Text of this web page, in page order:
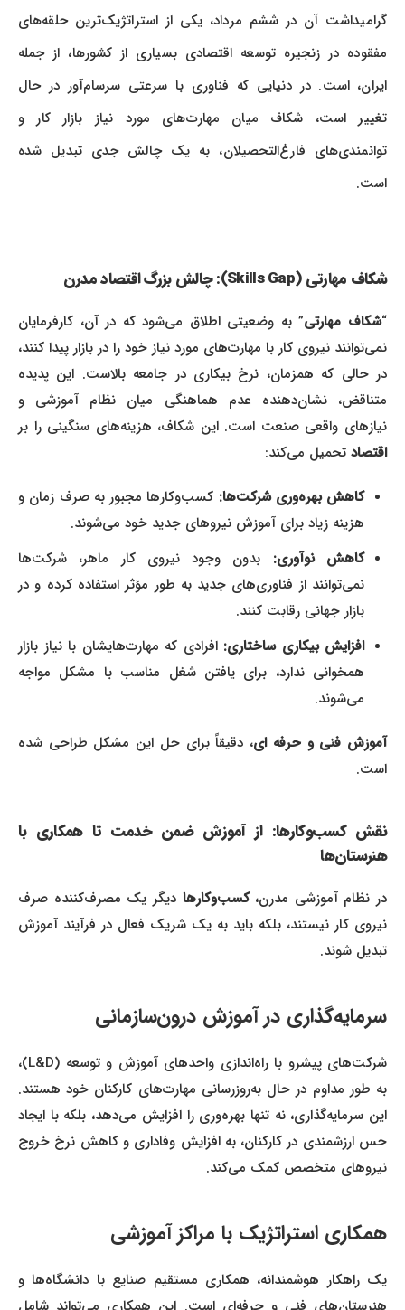
گرامیداشت آن در ششم مرداد، یکی از استراتژیک‌ترین حلقه‌های
مفقوده در زنجیره توسعه اقتصادی بسیاری از کشورها، از جمله
ایران، است. در دنیایی که فناوری با سرعتی سرسام‌آور در حال
تغییر است، شکاف میان مهارت‌های مورد نیاز بازار کار و
توانمندی‌های فارغ‌التحصیلان، به یک چالش جدی تبدیل شده
است.
شکاف مهارتی (Skills Gap): چالش بزرگ اقتصاد مدرن
“شکاف مهارتی” به وضعیتی اطلاق می‌شود که در آن، کارفرمایان
نمی‌توانند نیروی کار با مهارت‌های مورد نیاز خود را در بازار پیدا کنند،
در حالی که همزمان، نرخ بیکاری در جامعه بالاست. این پدیده
متناقض، نشان‌دهنده عدم هماهنگی میان نظام آموزشی و
نیازهای واقعی صنعت است. این شکاف، هزینه‌های سنگینی را بر
اقتصاد تحمیل می‌کند:
کاهش بهره‌وری شرکت‌ها: کسب‌وکارها مجبور به صرف زمان و
هزینه زیاد برای آموزش نیروهای جدید خود می‌شوند.
کاهش نوآوری: بدون وجود نیروی کار ماهر، شرکت‌ها
نمی‌توانند از فناوری‌های جدید به طور مؤثر استفاده کرده و در
بازار جهانی رقابت کنند.
افزایش بیکاری ساختاری: افرادی که مهارت‌هایشان با نیاز بازار
همخوانی ندارد، برای یافتن شغل مناسب با مشکل مواجه
می‌شوند.
آموزش فنی و حرفه ای، دقیقاً برای حل این مشکل طراحی شده
است.
نقش کسب‌وکارها: از آموزش ضمن خدمت تا همکاری با
هنرستان‌ها
در نظام آموزشی مدرن،کسب‌وکارها دیگر یک مصرف‌کننده صرف
نیروی کار نیستند، بلکه باید به یک شریک فعال در فرآیند آموزش
تبدیل شوند.
سرمایه‌گذاری در آموزش درون‌سازمانی
شرکت‌های پیشرو با راه‌اندازی واحدهای آموزش و توسعه (L&D)،
به طور مداوم در حال به‌روزرسانی مهارت‌های کارکنان خود هستند.
این سرمایه‌گذاری، نه تنها بهره‌وری را افزایش می‌دهد، بلکه با ایجاد
حس ارزشمندی در کارکنان، به افزایش وفاداری و کاهش نرخ خروج
نیروهای متخصص کمک می‌کند.
همکاری استراتژیک با مراکز آموزشی
یک راهکار هوشمندانه، همکاری مستقیم صنایع با دانشگاه‌ها و